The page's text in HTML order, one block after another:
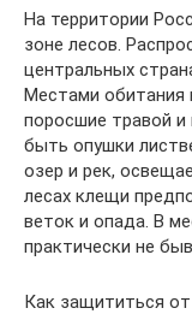
На территории
зоне лесов.
центральных
Местами обитания
поросшие травой и
быть опушки
озер и рек,
лесах клещи
веток и опада. В
практически не
Как защититься